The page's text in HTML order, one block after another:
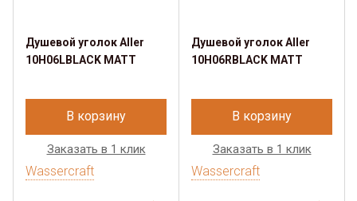
Душевой уголок Aller
10H06LBLACK MATT
В корзину
Заказать в 1 клик
Wassercraft
Душевой уголок Aller
10H06RBLACK MATT
В корзину
Заказать в 1 клик
Wassercraft